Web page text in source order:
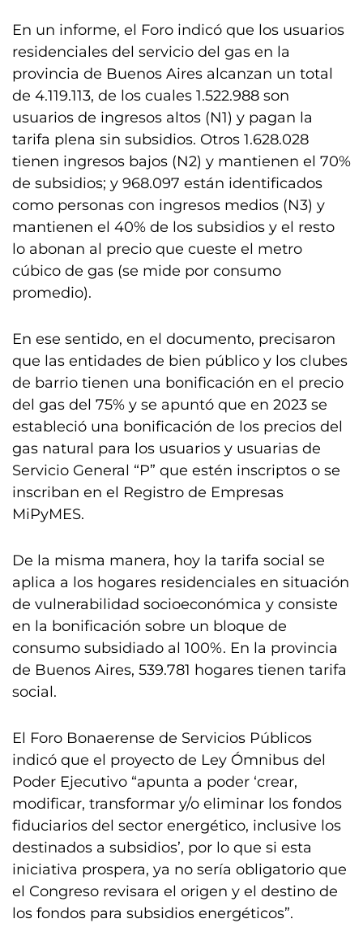
En un informe, el Foro indicó que los usuarios
residenciales del servicio del gas en la
provincia de Buenos Aires alcanzan un total
de 4.119.113, de los cuales 1.522.988 son
usuarios de ingresos altos (N1) y pagan la
tarifa plena sin subsidios. Otros 1.628.028
tienen ingresos bajos (N2) y mantienen el 70%
de subsidios; y 968.097 están identificados
como personas con ingresos medios (N3) y
mantienen el 40% de los subsidios y el resto
lo abonan al precio que cueste el metro
cúbico de gas (se mide por consumo
promedio).
En ese sentido, en el documento, precisaron
que las entidades de bien público y los clubes
de barrio tienen una bonificación en el precio
del gas del 75% y se apuntó que en 2023 se
estableció una bonificación de los precios del
gas natural para los usuarios y usuarias de
Servicio General “P” que estén inscriptos o se
inscriban en el Registro de Empresas
MiPyMES.
De la misma manera, hoy la tarifa social se
aplica a los hogares residenciales en situación
de vulnerabilidad socioeconómica y consiste
en la bonificación sobre un bloque de
consumo subsidiado al 100%. En la provincia
de Buenos Aires, 539.781 hogares tienen tarifa
social.
El Foro Bonaerense de Servicios Públicos
indicó que el proyecto de Ley Ómnibus del
Poder Ejecutivo “apunta a poder ‘crear,
modificar, transformar y/o eliminar los fondos
fiduciarios del sector energético, inclusive los
destinados a subsidios’, por lo que si esta
iniciativa prospera, ya no sería obligatorio que
el Congreso revisara el origen y el destino de
los fondos para subsidios energéticos”.